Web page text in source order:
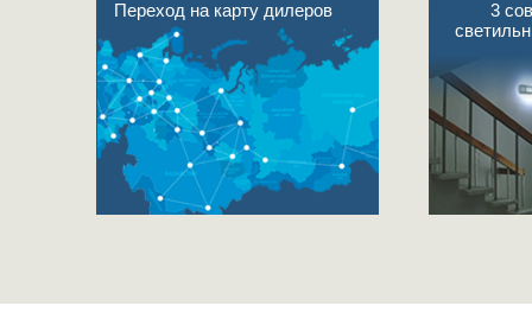
Переход на карту дилеров
3